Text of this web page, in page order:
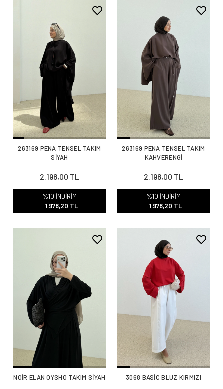
263169 PENA TENSEL TAKIM
SİYAH
2.198,00 TL
%10 İNDİRİM
1.978,20 TL
263169 PENA TENSEL TAKIM
KAHVERENGİ
2.198,00 TL
%10 İNDİRİM
1.978,20 TL
NOİR ELAN OYSHO TAKIM SİYAH 3068 BASİC BLUZ KIRMIZI